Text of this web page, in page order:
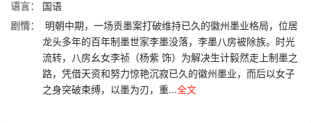
语言：
国语
剧情：
明朝中期，一场贡墨案打破维持已久的徽州墨业格局，位居
龙头多年的百年制墨世家李墨没落，李墨八房被除族。时光
流转，八房幺女李祯（杨紫 饰）为解决生计毅然走上制墨之
路，凭借天资和努力惊艳沉寂已久的徽州墨业，而后以女子
之身突破束缚，以墨为刃，重...全文